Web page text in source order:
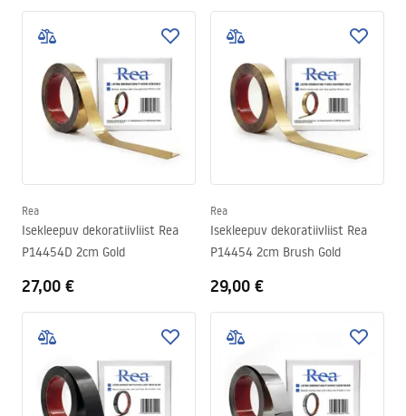
Rea
Isekleepuv dekoratiivliist Rea
P14454D 2cm Gold
27,00 €
Rea
Isekleepuv dekoratiivliist Rea
P14454 2cm Brush Gold
29,00 €